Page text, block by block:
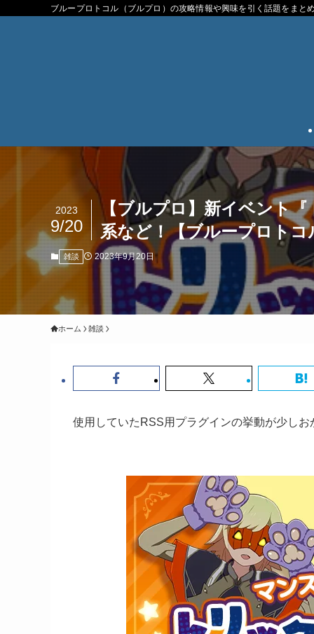
ブループロトコル（ブルプロ）の攻略情報や興味を引く話題をまと
【ブルプロ】新イベント
系など！【ブループロトコ
2023
9/20
雑談 2023年9月20日
ホーム 雑談
使用していたRSS用プラグインの挙動が少し